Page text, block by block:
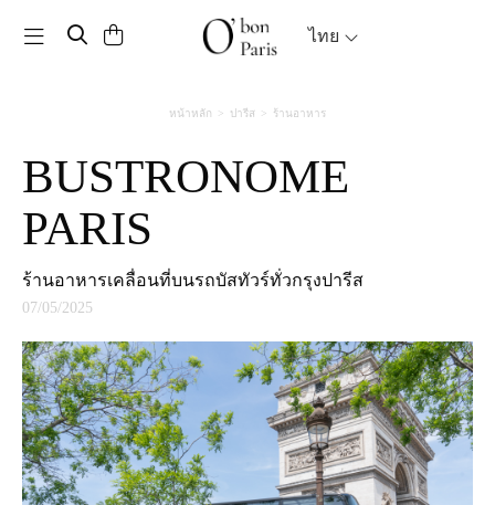
Toggle navigation ไทย
หน้าหลัก ปารีส ร้านอาหาร
BUSTRONOME
PARIS
ร้านอาหารเคลื่อนที่บนรถบัสทัวร์ทั่วกรุงปารีส
07/05/2025